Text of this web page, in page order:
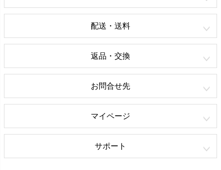
配送・送料
返品・交換
お問合せ先
マイページ
サポート